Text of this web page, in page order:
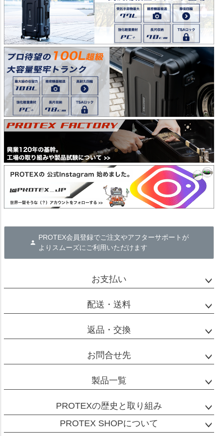
PROTEX会員登録でご注文やアフターサポートが
よりスムーズにご利用いただけます
お支払い
配送・送料
返品・交換
お問合せ先
製品一覧
PROTEXの歴史と取り組み
PROTEX SHOPについて